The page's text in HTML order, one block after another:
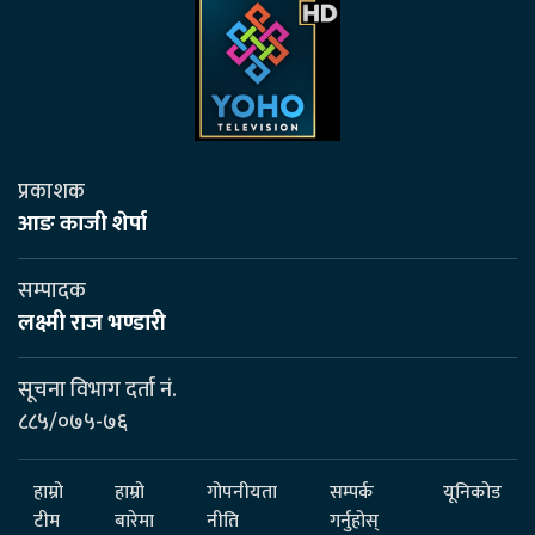
प्रकाशक
आङ काजी शेर्पा
सम्पादक
लक्ष्मी राज भण्डारी
सूचना विभाग दर्ता नं.
८८५/०७५-७६
हाम्रो
टीम
हाम्रो
बारेमा
गोपनीयता
नीति
सम्पर्क
गर्नुहोस्
यूनिकोड